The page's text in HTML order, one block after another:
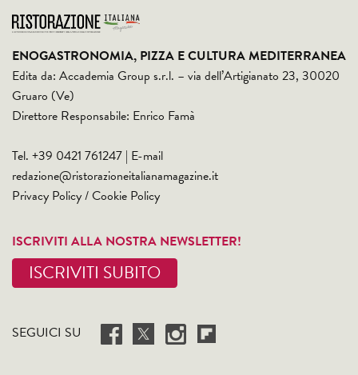
ENOGASTRONOMIA, PIZZA E CULTURA MEDITERRANEA
Edita da: Accademia Group s.r.l. – via dell’Artigianato 23, 30020
Gruaro (Ve)
Direttore Responsabile: Enrico Famà
Tel. +39 0421 761247 | E-mail
redazione@ristorazioneitalianamagazine.it
Privacy Policy/Cookie Policy
ISCRIVITI ALLA NOSTRA NEWSLETTER!
ISCRIVITI SUBITO
SEGUICI SU